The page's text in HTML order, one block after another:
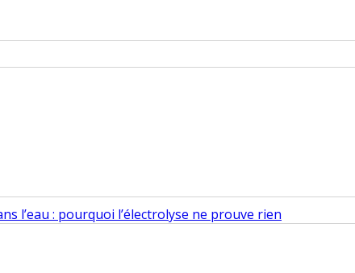
l’eau : pourquoi l’électrolyse ne prouve rien